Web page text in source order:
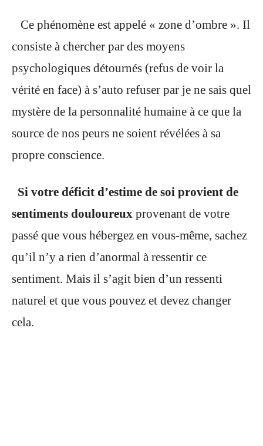
Ce phénomène est appelé « zone d’ombre ». Il
consiste à chercher par des moyens
psychologiques détournés (refus de voir la
vérité en face) à s’auto refuser par je ne sais quel
mystère de la personnalité humaine à ce que la
source de nos peurs ne soient révélées à sa
propre conscience.
Si votre déficit d’estime de soi provient de
sentiments douloureux provenant de votre
passé que vous hébergez en vous-même, sachez
qu’il n’y a rien d’anormal à ressentir ce
sentiment. Mais il s’agit bien d’un ressenti
naturel et que vous pouvez et devez changer
cela.